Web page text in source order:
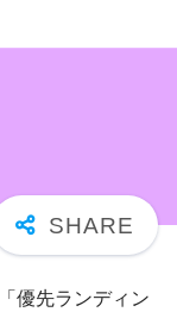
優先ランディン